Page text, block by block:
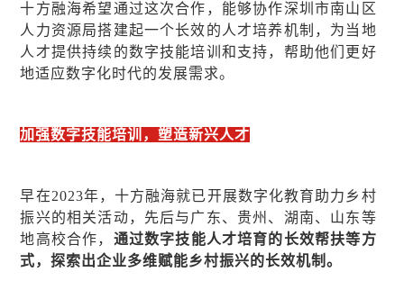
十方融海希望通过这次合作，能够协作深圳市南山区
人力资源局搭建起一个长效的人才培养机制，为当地
人才提供持续的数字技能培训和支持，帮助他们更好
地适应数字化时代的发展需求。
加强数字技能培训，塑造新兴人才
早在2023年，十方融海就已开展数字化教育助力乡村
振兴的相关活动，先后与广东、贵州、湖南、山东等
地高校合作， 通过数字技能人才培育的长效帮扶等方
式，探索出企业多维赋能乡村振兴的长效机制。